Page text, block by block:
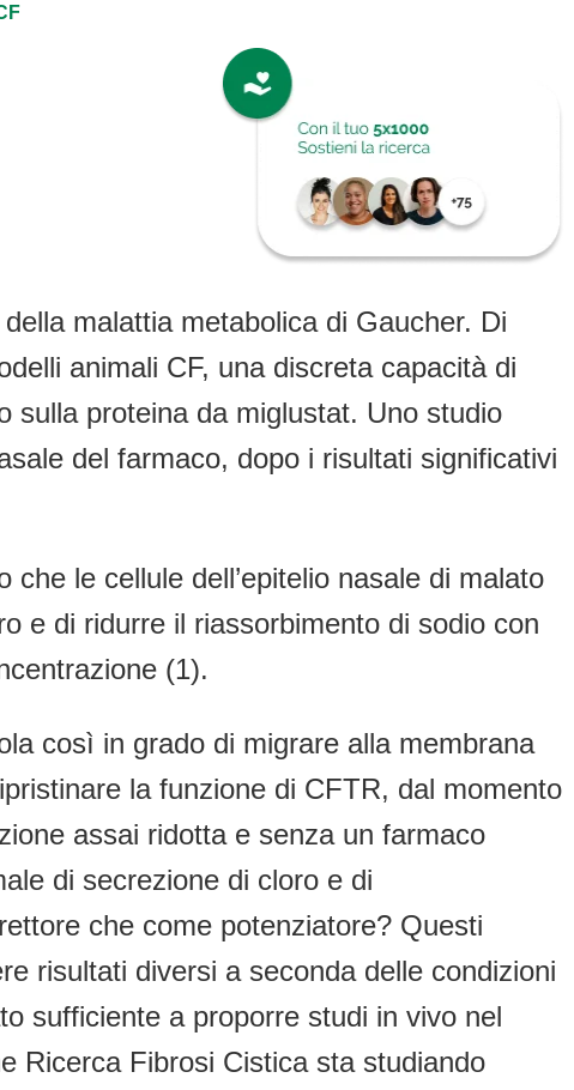
malattia metabolica di Gaucher. Di
animali CF, una discreta capacità di
sulla proteina da miglustat. Uno studio
del farmaco, dopo i risultati significativi
le cellule dell’epitelio nasale di malato
e di ridurre il riassorbimento di sodio con
(1).
così in grado di migrare alla membrana
la funzione di CFTR, dal momento
assai ridotta e senza un farmaco
di secrezione di cloro e di
che come potenziatore? Questi
risultati diversi a seconda delle condizioni
sufficiente a proporre studi in vivo nel
Ricerca Fibrosi Cistica sta studiando